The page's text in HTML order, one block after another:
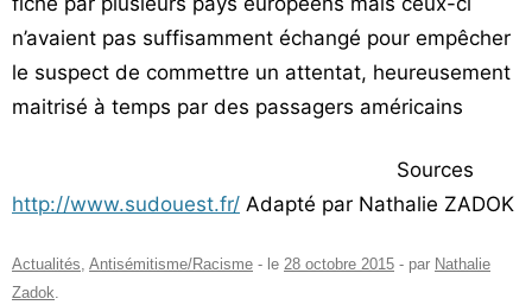
n’avaient pas suffisamment échangé pour empêcher
le suspect de commettre un attentat, heureusement
maitrisé à temps par des passagers américains
Sources
http://www.sudouest.fr/ Adapté par Nathalie ZADOK
Actualités, Antisémitisme/Racisme - le 28 octobre 2015 - par Nathalie
Zadok.